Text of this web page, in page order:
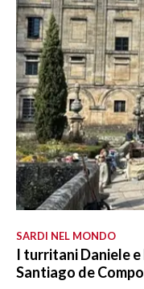
SARDI NEL MONDO
I turritani Daniele
Santiago de